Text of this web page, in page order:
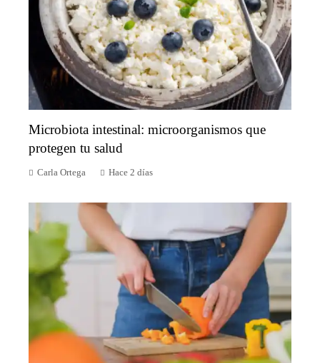
Microbiota intestinal: microorganismos que
protegen tu salud
Carla Ortega Hace 2 días